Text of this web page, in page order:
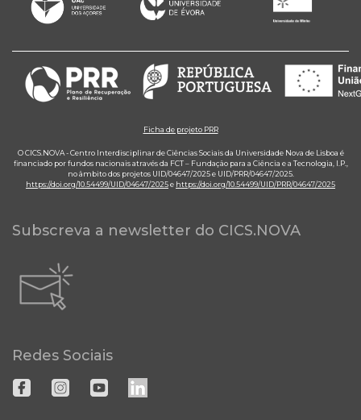
Ficha de projeto PRR
O CICS.NOVA - Centro Interdisciplinar de Ciências Sociais da Universidade Nova de Lisboa é
financiado por fundos nacionais através da FCT – Fundação para a Ciência e a Tecnologia, I.P.,
no âmbito dos projetos UID/04647/2025 e UID/PRR/04647/2025.
https://doi.org/10.54499/UID/04647/2025e https://doi.org/10.54499/UID/PRR/04647/2025
Subscreva a newsletter do CICS.NOVA
Redes Sociais